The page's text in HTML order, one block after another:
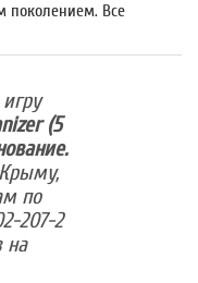
поколением. Все
(5
по
207-2
на